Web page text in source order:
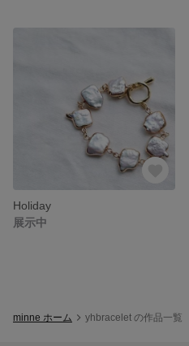
Holiday
展示中
minne ホーム yhbracelet の作品一覧